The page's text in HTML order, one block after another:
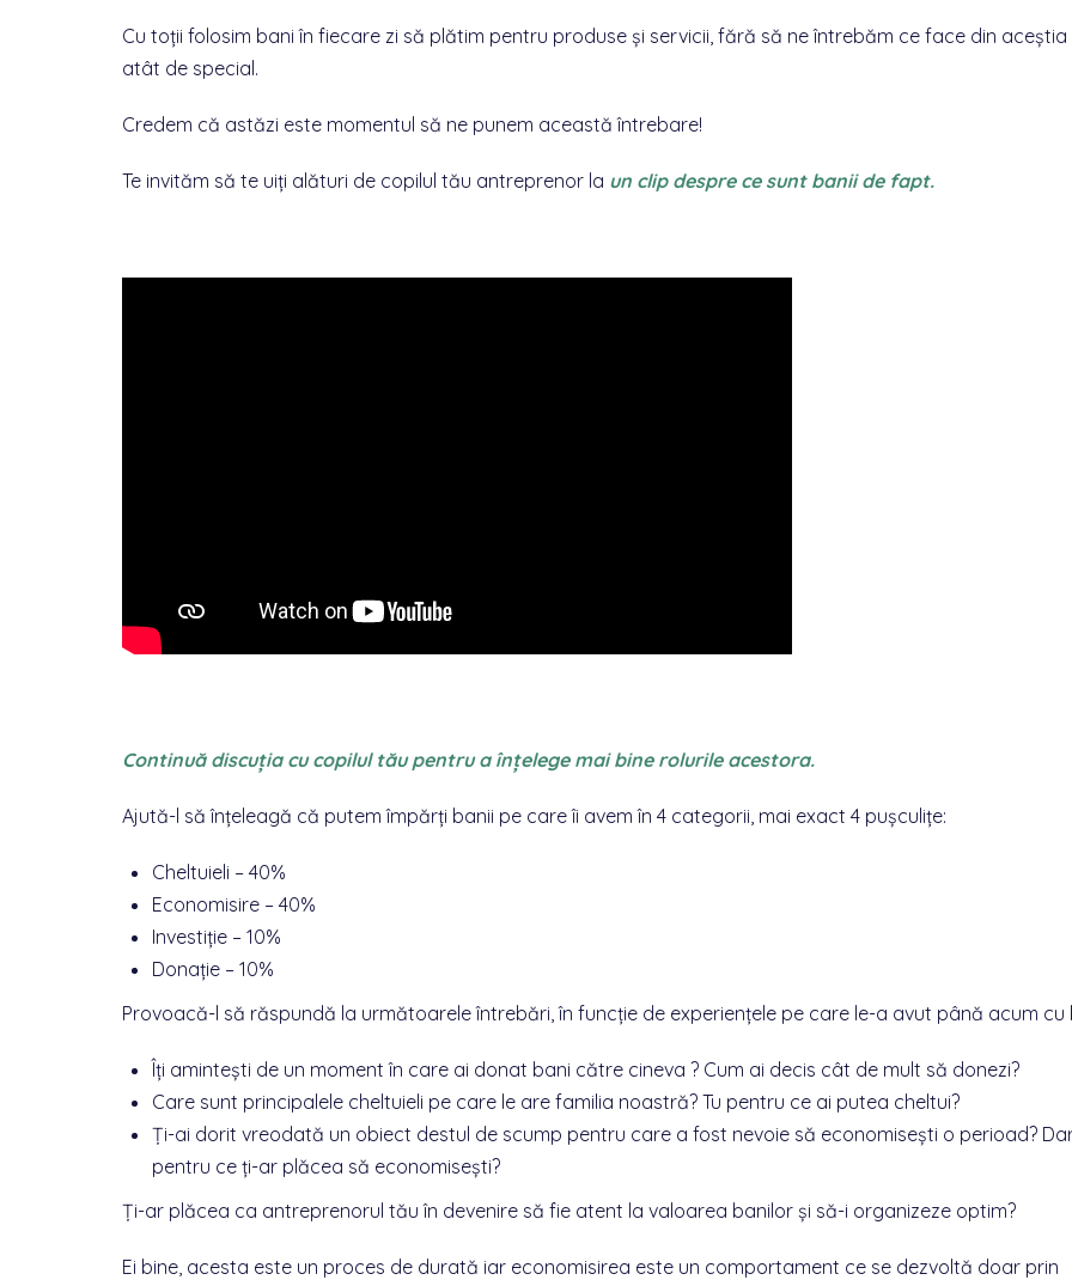
Cu toții folosim bani în fiecare zi să plătim pentru produse și servicii, fără să ne întrebăm ce face din
atât de special.
Credem că astăzi este momentul să ne punem această întrebare!
Te invităm să te uiți alături de copilul tău antreprenor la un clip despre ce sunt banii de fapt.
Continuă discuția cu copilul tău pentru a înțelege mai bine rolurile acestora.
Ajută-l să înțeleagă că putem împărți banii pe care îi avem în 4 categorii, mai exact 4 pușculițe:
Cheltuieli – 40%
Economisire – 40%
Investiție – 10%
Donație – 10%
Provoacă-l să răspundă la următoarele întrebări, în funcție de experiențele pe care le-a avut până acum cu
Îți amintești de un moment în care ai donat bani către cineva ? Cum ai decis cât de mult să donezi?
Care sunt principalele cheltuieli pe care le are familia noastră? Tu pentru ce ai putea cheltui?
Ți-ai dorit vreodată un obiect destul de scump pentru care a fost nevoie să economisești o perioad?
pentru ce ți-ar plăcea să economisești?
Ți-ar plăcea ca antreprenorul tău în devenire să fie atent la valoarea banilor și să-i organizeze optim?
Ei bine, acesta este un proces de durată iar economisirea este un comportament ce se dezvoltă doar prin